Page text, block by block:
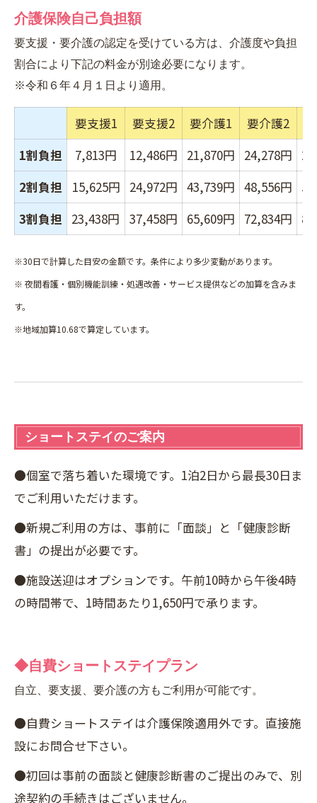
介護保険自己負担額
要支援・要介護の認定を受けている方は、介護度や負担
割合により下記の料金が別途必要になります。
※令和６年４月１日より適用。
要支援1 要支援2 要介護1 要介護2
1割負担
7,813円 12,486円 21,870円 24,278円
2割負担
15,625円 24,972円 43,739円 48,556円
3割負担 23,438円 37,458円 65,609円 72,834円
※30日で計算した目安の金額です。条件により多少変動があります。
※ 夜間看護・個別機能訓練・処遇改善・サービス提供などの加算を含みま
す。
※地域加算10.68で算定しています。
ショートステイのご案内
●個室で落ち着いた環境です。1泊2日から最長30日ま
でご利用いただけます。
●新規ご利用の方は、事前に「面談」と「健康診断
書」の提出が必要です。
●施設送迎はオプションです。午前10時から午後4時
の時間帯で、1時間あたり1,650円で承ります。
◆自費ショートステイプラン
自立、要支援、要介護の方もご利用が可能です。
●自費ショートステイは介護保険適用外です。直接施
設にお問合せ下さい。
●初回は事前の面談と健康診断書のご提出のみで、別
途契約の手続きはございません。